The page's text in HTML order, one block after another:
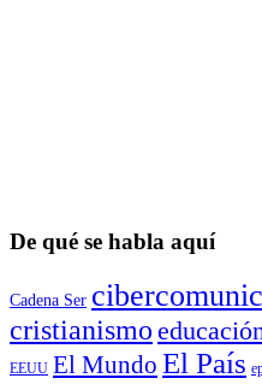
De qué se habla aquí
Cadena Ser
cristianismo
EEUU El Mundo El País